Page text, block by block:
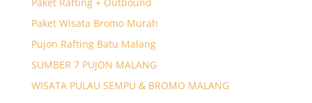
Paket Wisata Bromo Murah
Pujon Rafting Batu Malang
SUMBER 7 PUJON MALANG
WISATA PULAU SEMPU & BROMO MALANG